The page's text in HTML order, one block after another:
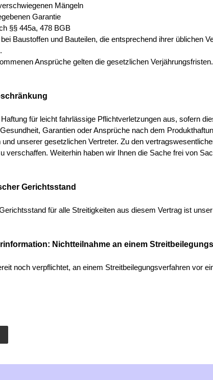
Mängeln
Garantie
§§ 445a, 478 BGB
Baustoffen und Bauteilen, die entsprechend ihrer üblichen
Ansprüche gelten die gesetzlichen
für leicht fahrlässige Pflichtverletzungen aus, sofern
Garantien oder Ansprüche nach dem
und unserer gesetzlichen Vertreter. Zu den
verschaffen. Weiterhin haben wir Ihnen die Sache frei von
Gerichtsstand
für alle Streitigkeiten aus diesem Vertrag ist
Nichtteilnahme an einem
noch verpflichtet, an einem Streitbeilegungsverfahren vor